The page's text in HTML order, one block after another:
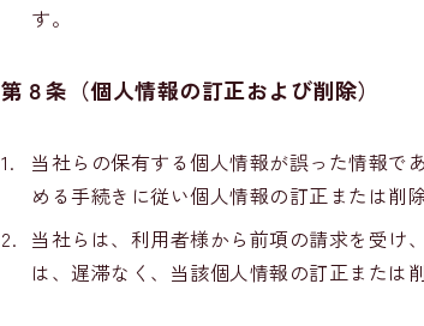
す。
第８条（個人情報の訂正および削除）
1.
当社らの保有する個人情報が誤った情報で
める手続きに従い個人情報の訂正または削
2. 当社らは、利用者様から前項の請求を受け
は、遅滞なく、当該個人情報の訂正または